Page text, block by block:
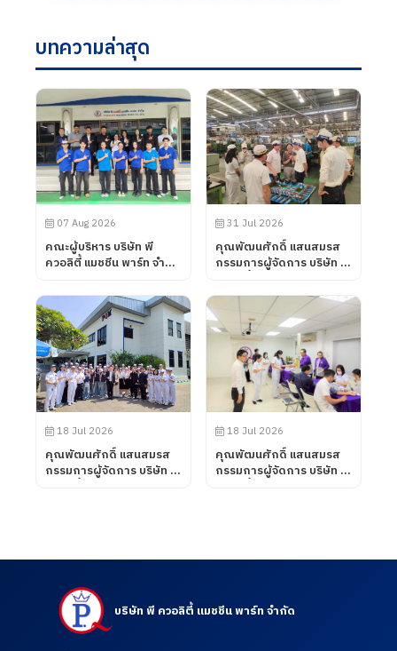
บทความล่าสุด
07 Aug 2026
คณะผู้บริหาร บริษัท พี
ควอลิตี้ แมชชีน พาร์ท จำกัด
วิทยาลัยการอาชีพโนน
ดินแดง จังหวัดบุรีรัมย์ เข้า
นิเทศการฝึกอาชีพของ
นักศึกษา เมื่อวันที่ 7
สิงหาคม 2569
31 Jul 2026
คุณพัฒนศักดิ์ แสนสมรส
กรรมการผู้จัดการ บริษัท พี
ได้ต้อนรับลูกค้าจาก บริษัท
UNIVANCE
CORPORATION โดยทาง
บริษัท พี ควอลิตี้ แมชชีน
พาร์ท จำกัด ได้นำเสนอ
ผลิตภัณฑ์ต่าง ๆ รวมถึง
การเข้าเยี่ยมชมกระบวนการ
ผลิตในส่วนของโรงงาน และ
ห้องปฏิบัติการทดสอบ เมื่อ
วันที่ 31 กรกฎาคม 2569
18 Jul 2026
คุณพัฒนศักดิ์ แสนสมรส
กรรมการผู้จัดการ บริษัท พี
วิศวกรรมศาสตรบัณฑิต
สาขาวิศวกรรมการผลิต
อัตโนมัติ และสาขา
วิศวกรรมการจัดการ
อุตสาหกรรม คณะ
18 Jul 2026
คุณพัฒนศักดิ์ แสนสมรส
กรรมการผู้จัดการ บริษัท พี
เข้าร่วมกับสภา
โดยโรงพยาบาลเกษม
บริษัท พี ควอลิตี้ แมชชีน พาร์ท จำกัด